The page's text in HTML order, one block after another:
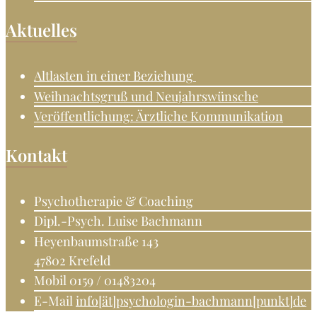
Aktuelles
Altlasten in einer Beziehung
Weihnachtsgruß und Neujahrswünsche
Veröffentlichung: Ärztliche Kommunikation
Kontakt
Psychotherapie & Coaching
Dipl.-Psych. Luise Bachmann
Heyenbaumstraße 143
47802 Krefeld
Mobil 0159 / 01483204
E-Mailinfo[ät]psychologin-bachmann[punkt]de